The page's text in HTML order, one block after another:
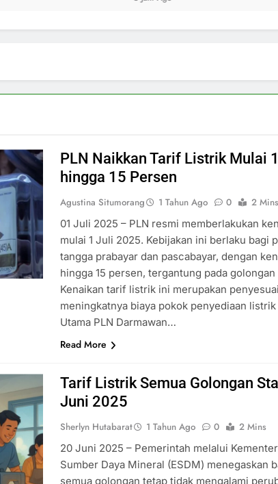
PLN Naikkan Tarif Listrik Mulai
hingga 15 Persen
Agustina Situmorang 1 Tahun Ago 0
2 Mins
01 Juli 2025 – PLN resmi memberlakukan
mulai 1 Juli 2025. Kebijakan ini berlaku bagi
tangga prabayar dan pascabayar, dengan
hingga 15 persen, tergantung pada
Kenaikan tarif listrik ini merupakan
meningkatnya biaya pokok penyediaan
Utama PLN Darmawan…
Read More
Tarif Listrik Semua Golongan
Juni 2025
Sherlyn Hutabarat 1 Tahun Ago 0
2 Mins
20 Juni 2025 – Pemerintah melalui
Sumber Daya Mineral (ESDM) menegaskan
semua golongan tetap tidak mengalami